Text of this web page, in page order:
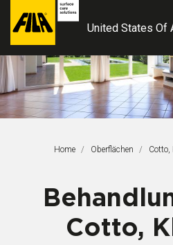
FILA
Solutions
S.p.A.
SB
United States Of
Home Oberflächen Cotto,
Cotto,